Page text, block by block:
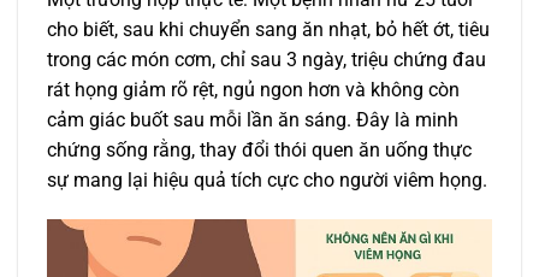
cho biết, sau khi chuyển sang ăn nhạt, bỏ hết ớt, tiêu
trong các món cơm, chỉ sau 3 ngày, triệu chứng đau
rát họng giảm rõ rệt, ngủ ngon hơn và không còn
cảm giác buốt sau mỗi lần ăn sáng. Đây là minh
chứng sống rằng, thay đổi thói quen ăn uống thực
sự mang lại hiệu quả tích cực cho người viêm họng.